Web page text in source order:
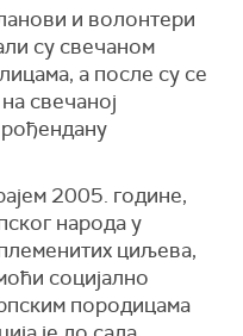
и волонтери
су свечаном
а после су се
свечаној
2005. године,
народа у
циљева,
социјално
породицама